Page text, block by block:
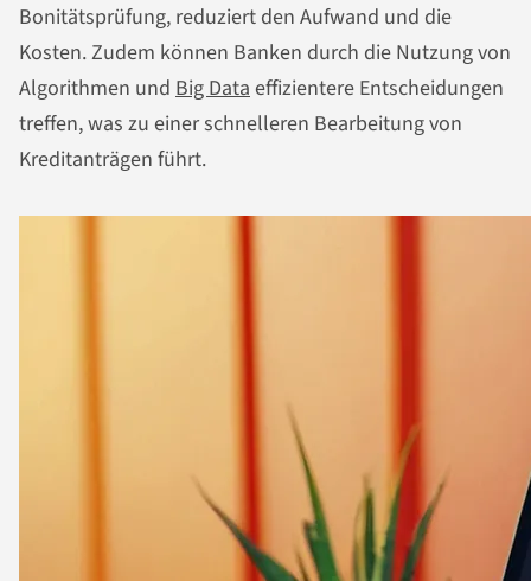
Bonitätsprüfung, reduziert den Aufwand und die
Kosten. Zudem können Banken durch die Nutzung von
Algorithmen und Big Data effizientere Entscheidungen
treffen, was zu einer schnelleren Bearbeitung von
Kreditanträgen führt.